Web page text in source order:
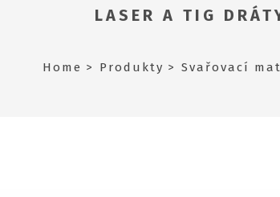
LASER A TIG
Home Produkty Svařovací